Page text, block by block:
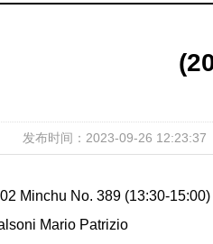
发布时间：2023-09-26 12:23:37
Minchu No. 389 (13:30-
Mario Patrizio